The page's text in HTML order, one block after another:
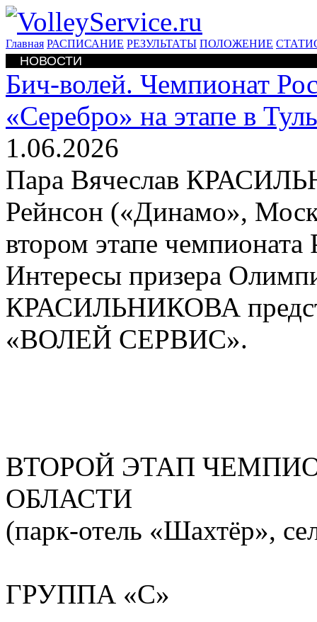
Главная РАСПИСАНИЕ РЕЗУЛЬТАТЫ ПОЛОЖЕНИЕ
НОВОСТИ
Бич-волей. Чемпионат
«Серебро» на этапе в
1.06.2026
Пара Вячеслав
Рейнсон («Динамо»,
втором этапе чемпионата
Интересы призера
КРАСИЛЬНИКОВА
«ВОЛЕЙ СЕРВИС».
ВТОРОЙ ЭТАП
ОБЛАСТИ
(парк-отель «Шахтёр»,
ГРУППА «С»